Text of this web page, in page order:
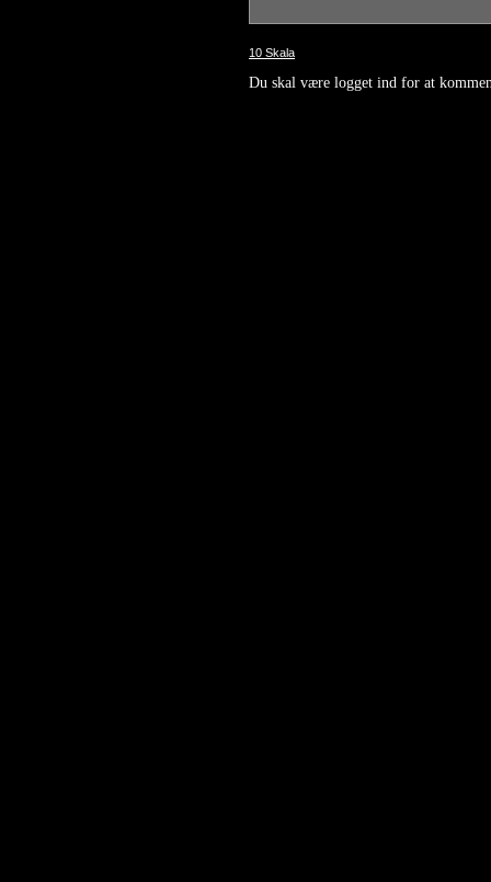
10 Skala
Du skal være logget ind for at